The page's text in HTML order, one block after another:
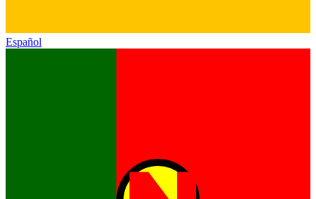
Español